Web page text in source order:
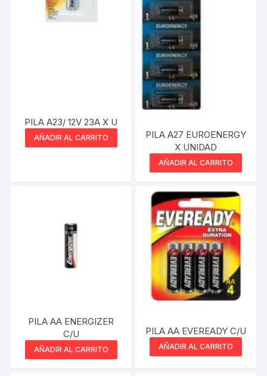
PILA A23/ 12V 23A X U
AÑADIR AL CARRITO
PILA A27 EUROENERGY
X UNIDAD
AÑADIR AL CARRITO
PILA AA ENERGIZER
C/U
AÑADIR AL CARRITO
PILA AA EVEREADY C/U
AÑADIR AL CARRITO